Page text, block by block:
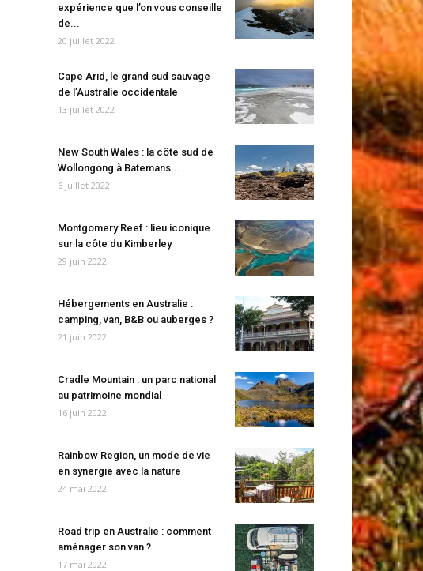
expérience que l’on vous conseille
de...
20 juillet 2022
Cape Arid, le grand sud sauvage
de l’Australie occidentale
13 juillet 2022
New South Wales : la côte sud de
Wollongong à Batemans...
6 juillet 2022
Montgomery Reef : lieu iconique
sur la côte du Kimberley
29 juin 2022
Hébergements en Australie :
camping, van, B&B ou auberges ?
21 juin 2022
Cradle Mountain : un parc national
au patrimoine mondial
16 juin 2022
Rainbow Region, un mode de vie
en synergie avec la nature
24 mai 2022
Road trip en Australie : comment
aménager son van ?
17 mai 2022